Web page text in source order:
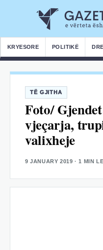
KRYESORE POLITIKË
TË GJITHA
Foto/
vjeçarja,
valixheje
9 JANUARY 2019 · 1 MIN